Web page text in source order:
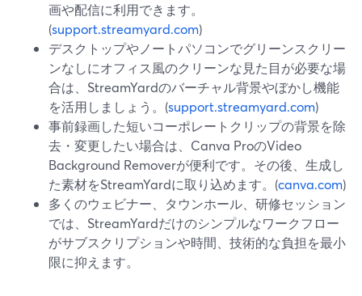
画や配信に利用できます。
(support.streamyard.com)
デスクトップやノートパソコンでグリーンスクリー
ンなしにオフィス風のクリーンな見た目が必要な場
合は、StreamYardのバーチャル背景やぼかし機能
を活用しましょう。(support.streamyard.com)
事前録画した短いコーポレートクリップの背景を除
去・変更したい場合は、Canva ProのVideo
Background Removerが便利です。その後、生成し
た素材をStreamYardに取り込めます。(canva.com)
多くのウェビナー、タウンホール、研修セッション
では、StreamYardだけのシンプルなワークフロー
がサブスクリプションや時間、技術的な負担を最小
限に抑えます。